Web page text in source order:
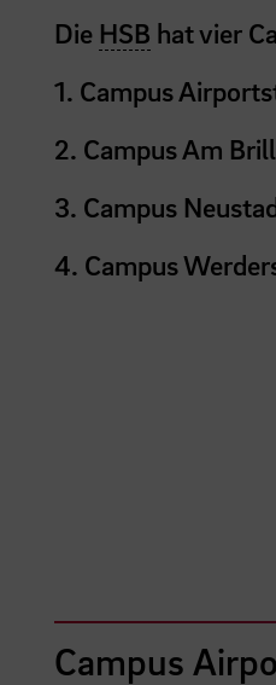
Die HSB hat vier
1. Campus
2. Campus Am Brill
3. Campus
4. Campus
Campus